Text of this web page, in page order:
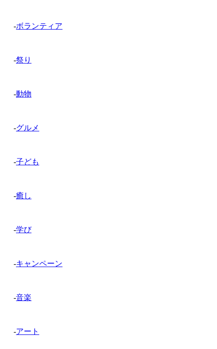
-ボランティア
-祭り
-動物
-グルメ
-子ども
-癒し
-学び
-キャンペーン
-音楽
-アート